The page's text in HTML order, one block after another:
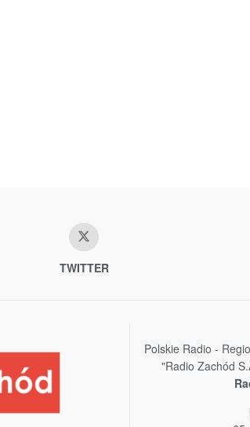
TWITTER
Polskie Radio -
"Radio Zachód